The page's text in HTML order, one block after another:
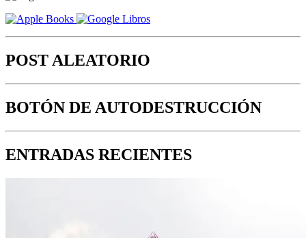
POST ALEATORIO
BOTÓN DE AUTODESTRUCCIÓN
ENTRADAS RECIENTES